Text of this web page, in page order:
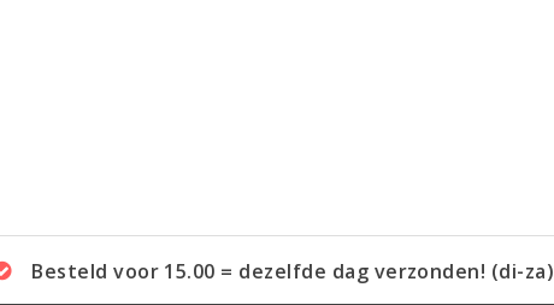
Besteld voor 15.00 = dezelfde dag verzonden! (di-za)